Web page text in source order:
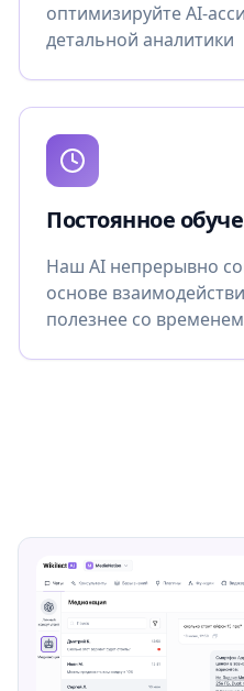
оптимизируйте AI-
детальной аналитики
Постоянное
Наш AI непрерывно
основе
полезнее со временем